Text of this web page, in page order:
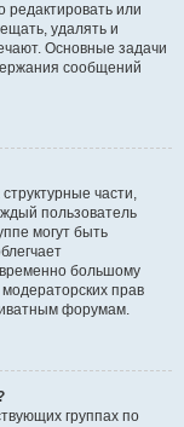
или
удалять и
Основные задачи
сообщений
части,
пользователь
могут быть
большому
прав
форумам.
группах по